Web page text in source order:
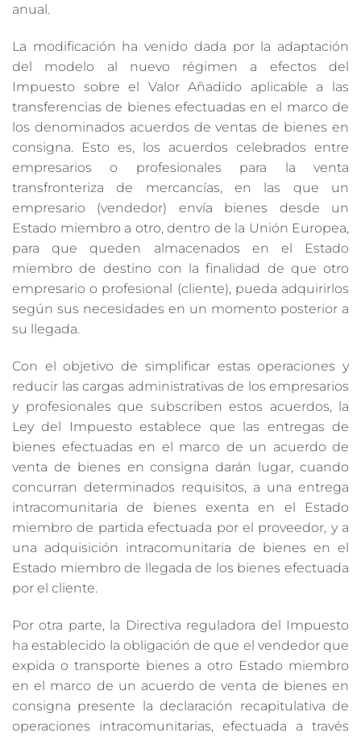
anual.
La modificación ha venido dada por la adaptación
del modelo al nuevo régimen a efectos del
Impuesto sobre el Valor Añadido aplicable a las
transferencias de bienes efectuadas en el marco de
los denominados acuerdos de ventas de bienes en
consigna. Esto es, los acuerdos celebrados entre
empresarios o profesionales para la venta
transfronteriza de mercancías, en las que un
empresario (vendedor) envía bienes desde un
Estado miembro a otro, dentro de la Unión Europea,
para que queden almacenados en el Estado
miembro de destino con la finalidad de que otro
empresario o profesional (cliente), pueda adquirirlos
según sus necesidades en un momento posterior a
su llegada.
Con el objetivo de simplificar estas operaciones y
reducir las cargas administrativas de los empresarios
y profesionales que subscriben estos acuerdos, la
Ley del Impuesto establece que las entregas de
bienes efectuadas en el marco de un acuerdo de
venta de bienes en consigna darán lugar, cuando
concurran determinados requisitos, a una entrega
intracomunitaria de bienes exenta en el Estado
miembro de partida efectuada por el proveedor, y a
una adquisición intracomunitaria de bienes en el
Estado miembro de llegada de los bienes efectuada
por el cliente.
Por otra parte, la Directiva reguladora del Impuesto
ha establecido la obligación de que el vendedor que
expida o transporte bienes a otro Estado miembro
en el marco de un acuerdo de venta de bienes en
consigna presente la declaración recapitulativa de
operaciones intracomunitarias, efectuada a través